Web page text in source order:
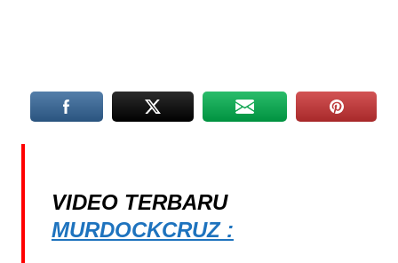
VIDEO TERBARU
MURDOCKCRUZ :